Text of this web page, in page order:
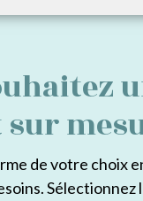
de votre choix
Sélectionnez